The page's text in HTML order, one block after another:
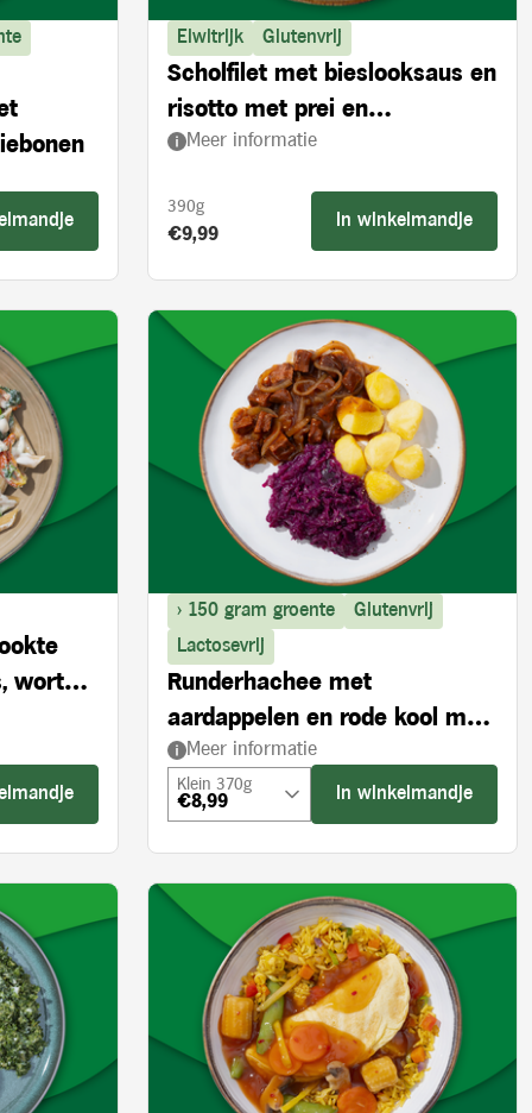
Eiwitrijk Glutenvrij
Scholfilet met bieslooksaus en
risotto met prei en
ovengedroogde tomaten
Meer informatie
390g
Product prijs:
€9,99
In winkelmandje
wortel
> 150 gram groente
Glutenvrij
Lactosevrij
Runderhachee met
aardappelen en rode kool met
appel
Meer informatie
Klein 370g
€8,99 In winkelmandje